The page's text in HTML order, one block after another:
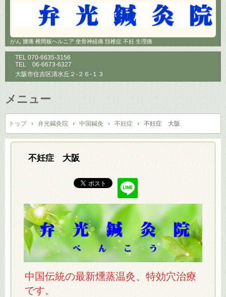
がん 腰痛 椎間板ヘルニア 坐骨神経痛 頚椎症 不妊 生理痛
TEL 070-6635-3156
TEL 06-6673-6327
大阪市住吉区清水丘２-２６-１３
メニュー
コ
ン
テ
ン
トップ › 弁光鍼灸院 › 中国鍼灸 › 不妊症 › 不妊症 大阪
不妊症 大阪
中国伝統の最新燻蒸温灸、特効穴治療
です。